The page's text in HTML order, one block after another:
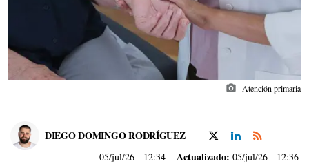
photo_camera Atención primaria
DIEGO DOMINGO RODRÍGUEZ
05/jul/26 - 12:34 Actualizado: 05/jul/26 - 12:36